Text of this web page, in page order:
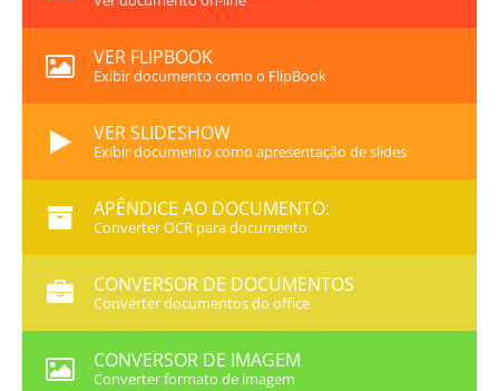
VER FLIPBOOK
Exibir documento como o FlipBook
VER SLIDESHOW
Exibir documento como apresentação de slides
APÊNDICE AO DOCUMENTO:
Converter OCR para documento
CONVERSOR DE DOCUMENTOS
Converter documentos do office
CONVERSOR DE IMAGEM
Converter formato de imagem